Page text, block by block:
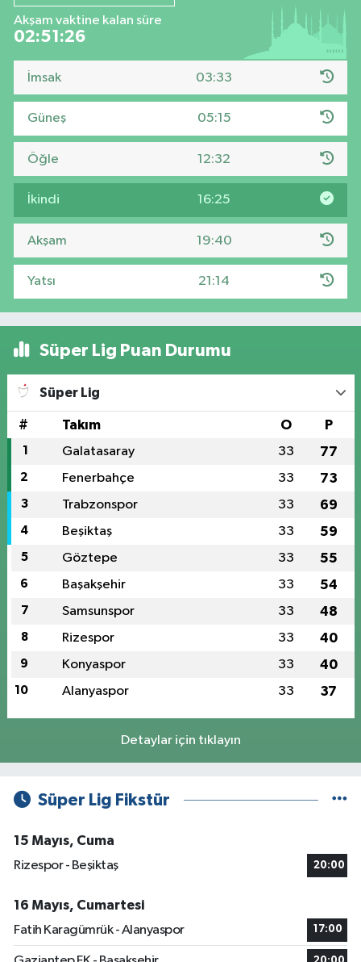
Akşam vaktine kalan süre
02:51:24
İmsak 03:33
Güneş 05:15
Öğle 12:32
İkindi 16:25
Akşam 19:40
Yatsı 21:14
Süper Lig Puan Durumu
Süper Lig
# Takım O P
1 Galatasaray 33 77
2 Fenerbahçe 33 73
3 Trabzonspor 33 69
4 Beşiktaş 33 59
5 Göztepe 33 55
6 Başakşehir 33 54
7 Samsunspor 33 48
8 Rizespor 33 40
9 Konyaspor 33 40
10 Alanyaspor 33 37
Detaylar için tıklayın
Süper Lig Fikstür
15 Mayıs, Cuma
Rizespor - Beşiktaş
20:00
16 Mayıs, Cumartesi
Fatih Karagümrük - Alanyaspor
17:00